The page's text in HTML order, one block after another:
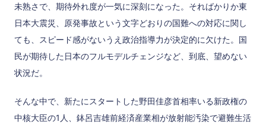
未熟さで、期待外れ度が一気に深刻になった。そればかりか東
日本大震災、原発事故という文字どおりの国難への対応に関し
ても、スピード感がないうえ政治指導力が決定的に欠けた。国
民が期待した日本のフルモデルチェンジなど、到底、望めない
状況だ。
そんな中で、新たにスタートした野田佳彦首相率いる新政権の
中核大臣の1人、鉢呂吉雄前経済産業相が放射能汚染で避難生活